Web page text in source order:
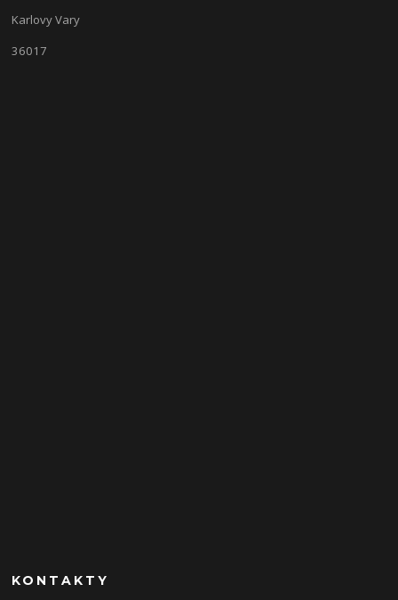
Karlovy Vary
36017
KONTAKTY